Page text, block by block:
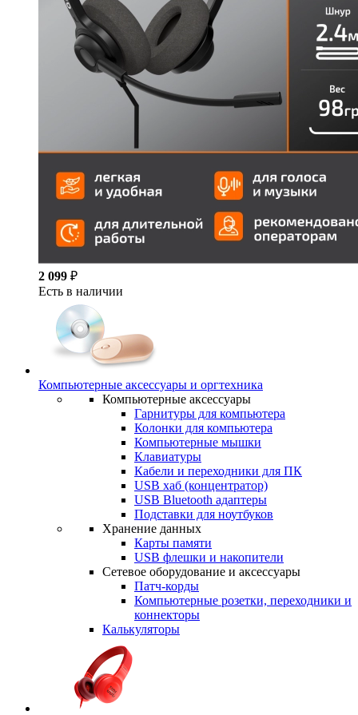
2 099 ₽
Есть в наличии
Компьютерные аксессуары и оргтехника
Компьютерные аксессуары
Гарнитуры для компьютера
Колонки для компьютера
Компьютерные мышки
Клавиатуры
Кабели и переходники для ПК
USB хаб (концентратор)
USB Bluetooth адаптеры
Подставки для ноутбуков
Хранение данных
Карты памяти
USB флешки и накопители
Сетевое оборудование и аксессуары
Патч-корды
Компьютерные розетки, переходники и
коннекторы
Калькуляторы